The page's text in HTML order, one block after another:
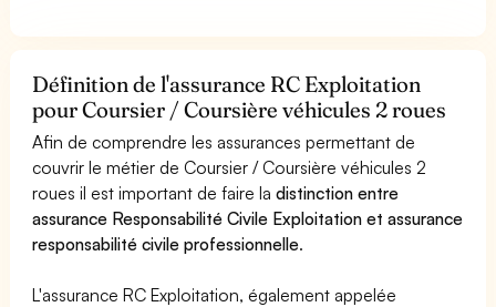
Définition de l'assurance RC Exploitation
pour Coursier / Coursière véhicules 2 roues
Afin de comprendre les assurances permettant de
couvrir le métier de Coursier / Coursière véhicules 2
roues il est important de faire ladistinction entre
assurance Responsabilité Civile Exploitation et assurance
responsabilité civile professionnelle.
L'assurance RC Exploitation, également appelée